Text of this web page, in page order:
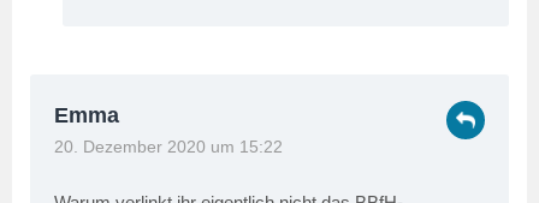
Emma
20. Dezember 2020 um 15:22